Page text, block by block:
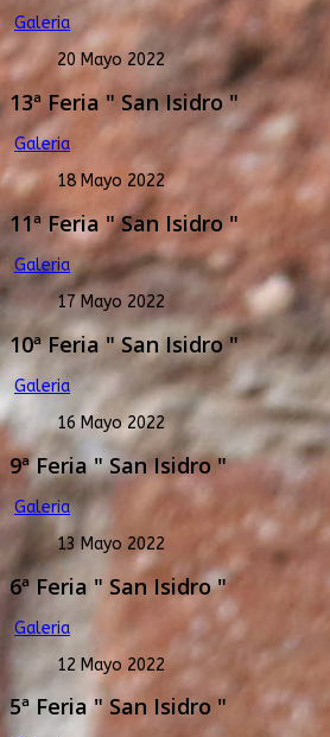
Galeria
20 Mayo 2022
13ª Feria " San Isidro "
Galeria
18 Mayo 2022
11ª Feria " San Isidro "
Galeria
17 Mayo 2022
10ª Feria " San Isidro "
Galeria
16 Mayo 2022
9ª Feria " San Isidro "
Galeria
13 Mayo 2022
6ª Feria " San Isidro "
Galeria
12 Mayo 2022
5ª Feria " San Isidro "